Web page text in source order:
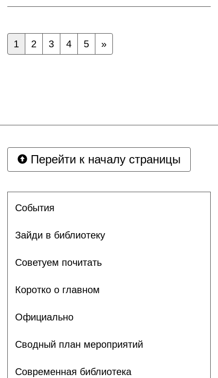
1 2 3 4 5 »
Перейти к началу страницы
События
Зайди в библиотеку
Советуем почитать
Коротко о главном
Официально
Сводный план мероприятий
Современная библиотека